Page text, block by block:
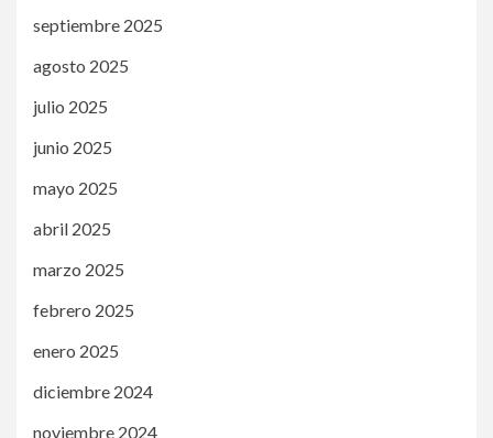
septiembre 2025
agosto 2025
julio 2025
junio 2025
mayo 2025
abril 2025
marzo 2025
febrero 2025
enero 2025
diciembre 2024
noviembre 2024